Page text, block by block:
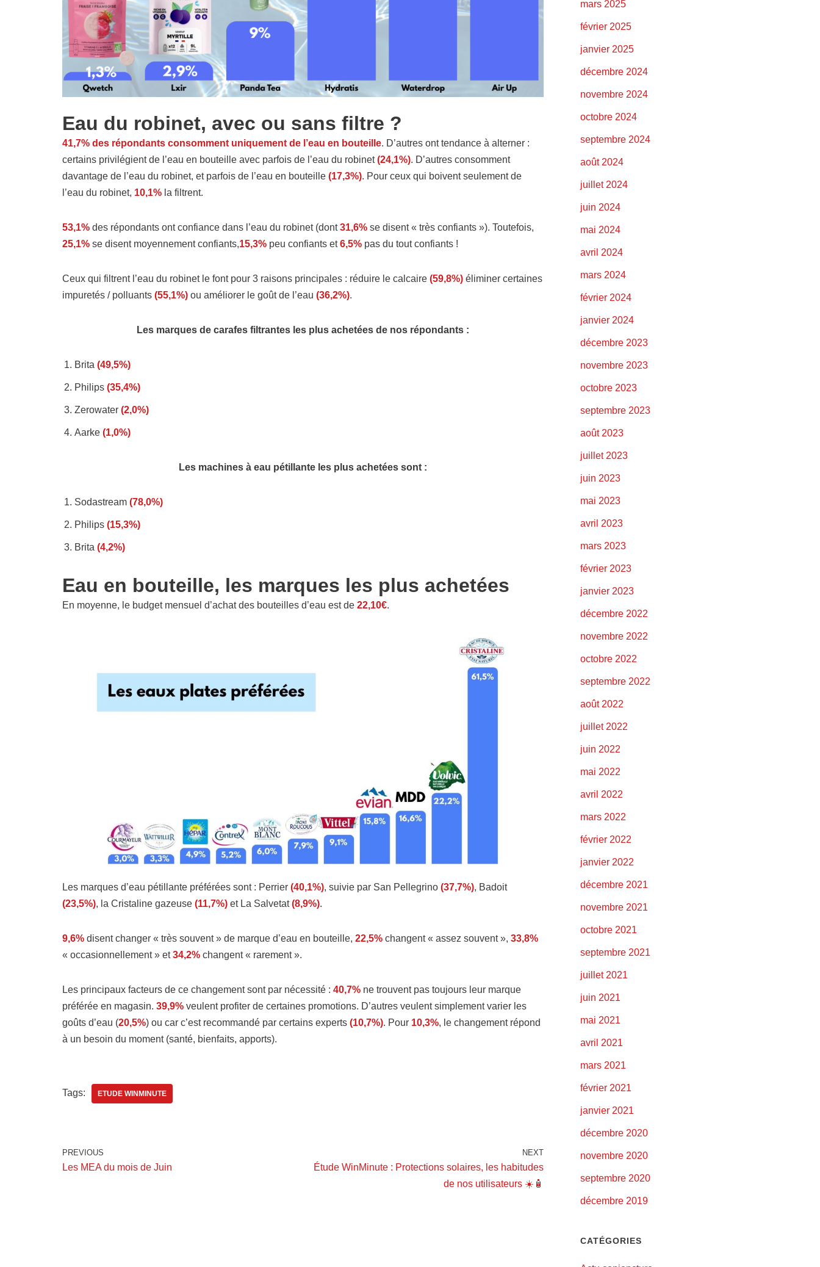
Eau du robinet, avec ou sans filtre ?
41,7% des répondants consomment uniquement de l’eau en bouteille. D’autres ont tendance à alterner :
certains privilégient de l’eau en bouteille avec parfois de l’eau du robinet(24,1%). D’autres consomment
davantage de l’eau du robinet, et parfois de l’eau en bouteille (17,3%). Pour ceux qui boivent seulement de
l’eau du robinet, 10,1% la filtrent.
53,1% des répondants ont confiance dans l’eau du robinet (dont31,6% se disent « très confiants »). Toutefois,
25,1% se disent moyennement confiants,15,3% peu confiants et 6,5% pas du tout confiants !
Ceux qui filtrent l’eau du robinet le font pour 3 raisons principales : réduire le calcaire (59,8%) éliminer certaines
impuretés / polluants (55,1%) ou améliorer le goût de l’eau (36,2%).
Les marques de carafes filtrantes les plus achetées de nos répondants :
Brita (49,5%)
Philips (35,4%)
Zerowater (2,0%)
Aarke (1,0%)
Les machines à eau pétillante les plus achetées sont :
Sodastream (78,0%)
Philips (15,3%)
Brita (4,2%)
Eau en bouteille, les marques les plus achetées
En moyenne, le budget mensuel d’achat des bouteilles d’eau est de 22,10€.
Les marques d’eau pétillante préférées sont : Perrier (40,1%), suivie par San Pellegrino (37,7%), Badoit
(23,5%), la Cristaline gazeuse (11,7%) et La Salvetat(8,9%).
9,6% disent changer « très souvent » de marque d’eau en bouteille, 22,5% changent « assez souvent », 33,8%
« occasionnellement » et34,2% changent « rarement ».
Les principaux facteurs de ce changement sont par nécessité : 40,7% ne trouvent pas toujours leur marque
préférée en magasin. 39,9% veulent profiter de certaines promotions. D’autres veulent simplement varier les
goûts d’eau (20,5%) ou car c’est recommandé par certains experts (10,7%). Pour 10,3%, le changement répond
à un besoin du moment (santé, bienfaits, apports).
Tags: ETUDE WINMINUTE
PREVIOUS
Les MEA du mois de Juin
NEXT
Étude WinMinute : Protections solaires, les habitudes
de nos utilisateurs ☀️🧴
mars 2025
février 2025
janvier 2025
décembre 2024
novembre 2024
octobre 2024
septembre 2024
août 2024
juillet 2024
juin 2024
mai 2024
avril 2024
mars 2024
février 2024
janvier 2024
décembre 2023
novembre 2023
octobre 2023
septembre 2023
août 2023
juillet 2023
juin 2023
mai 2023
avril 2023
mars 2023
février 2023
janvier 2023
décembre 2022
novembre 2022
octobre 2022
septembre 2022
août 2022
juillet 2022
juin 2022
mai 2022
avril 2022
mars 2022
février 2022
janvier 2022
décembre 2021
novembre 2021
octobre 2021
septembre 2021
juillet 2021
juin 2021
mai 2021
avril 2021
mars 2021
février 2021
janvier 2021
décembre 2020
novembre 2020
septembre 2020
décembre 2019
CATÉGORIES